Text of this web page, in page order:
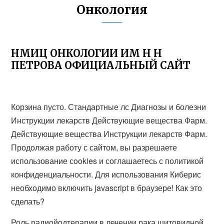
Онкология
НМИЦ ОНКОЛОГИИ ИМ Н Н
ПЕТРОВА ОФИЦИАЛЬНЫЙ САЙТ
Корзина пусто. Стандартные лс Диагнозы и болезни
Инструкции лекарств Действующие вещества Фарм.
Действующие вещества Инструкции лекарств Фарм.
Продолжая работу с сайтом, вы разрешаете
использование сookies и соглашаетесь с политикой
конфиденциальности. Для использования Киберис
необходимо включить javascript в браузере! Как это
сделать?